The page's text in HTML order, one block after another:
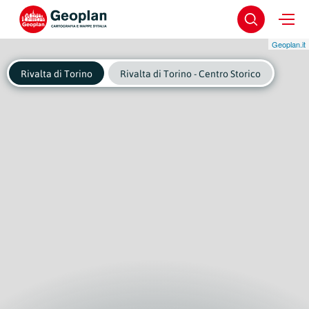
Geoplan.it
Rivalta di Torino Rivalta di Torino - Centro Storico